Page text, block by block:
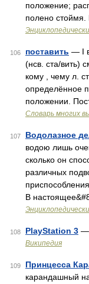
положение;
полено
106 поставить — I
(нсв. ста/вить)
кому , чему л.
определённое
положении.
Словарь многих
107 Водолазное
водою лишь
сколько он
различных
В
108 PlayStation 3 —
Википедия
109 Принцесса
карандашный